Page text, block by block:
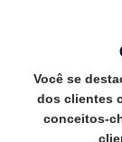
Você se
dos clientes
conceitos-